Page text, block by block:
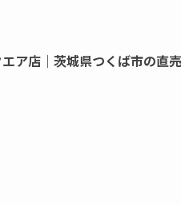
ア店｜茨城県つくば市の直売